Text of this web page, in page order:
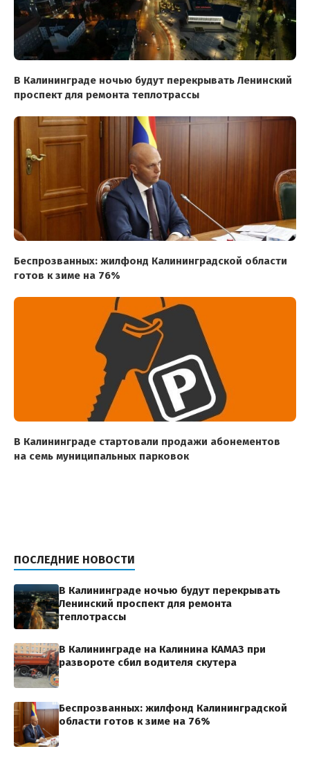
В Калининграде ночью будут перекрывать Ленинский
проспект для ремонта теплотрассы
Беспрозванных: жилфонд Калининградской области
готов к зиме на 76%
В Калининграде стартовали продажи абонементов
на семь муниципальных парковок
ПОСЛЕДНИЕ НОВОСТИ
В Калининграде ночью будут перекрывать
Ленинский проспект для ремонта
теплотрассы
В Калининграде на Калинина КАМАЗ при
развороте сбил водителя скутера
Беспрозванных: жилфонд Калининградской
области готов к зиме на 76%